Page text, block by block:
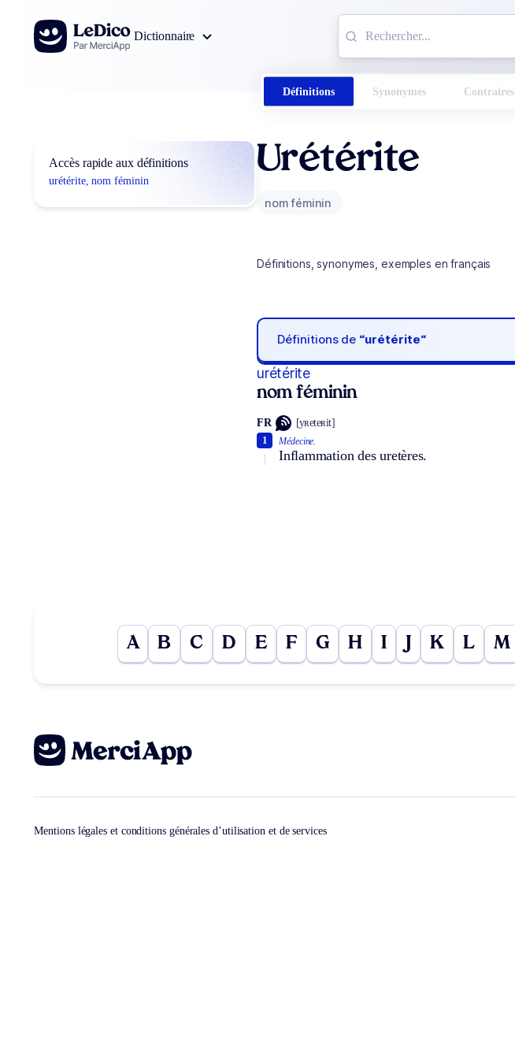
Aller au contenu
Dictionnaire
Définitions Synonymes Contraires
Accès rapide aux définitions
urétérite, nom féminin
Urétérite
nom féminin
Définitions, synonymes, exemples en français
Définitions de “urétérite“
urétérite
nom féminin
FR [yʀeteʀit]
Médecine.
Inflammation des uretères.
1
A B C D E F G H I K L M
Mentions légales et conditions générales d’utilisation et de services